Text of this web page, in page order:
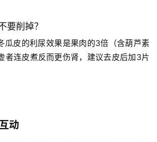
要削掉？
瓜皮的利尿效果是果肉的3倍（含葫芦素
者连皮煮反而更伤肾，建议去皮后加3片
动